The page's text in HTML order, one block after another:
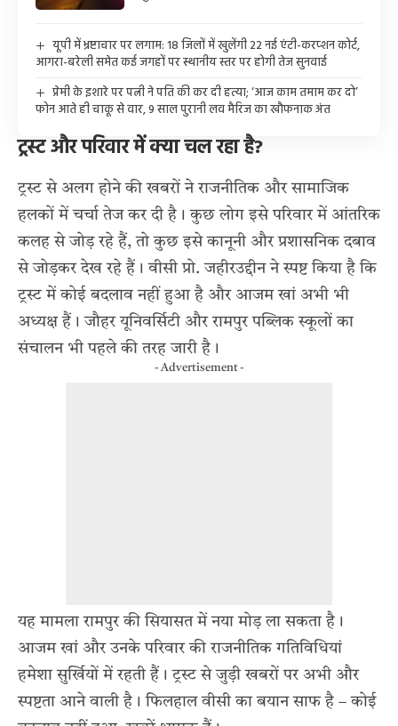
यूपी में भ्रष्टाचार पर लगाम: 18 जिलों में खुलेंगी 22 नई एंटी-करप्शन कोर्ट,
आगरा-बरेली समेत कई जगहों पर स्थानीय स्तर पर होगी तेज सुनवाई
प्रेमी के इशारे पर पत्नी ने पति की कर दी हत्या; ‘आज काम तमाम कर दो’
फोन आते ही चाकू से वार, 9 साल पुरानी लव मैरिज का खौफनाक अंत
ट्रस्ट और परिवार में क्या चल रहा है?
ट्रस्ट से अलग होने की खबरों ने राजनीतिक और सामाजिक
हलकों में चर्चा तेज कर दी है। कुछ लोग इसे परिवार में आंतरिक
कलह से जोड़ रहे हैं, तो कुछ इसे कानूनी और प्रशासनिक दबाव
से जोड़कर देख रहे हैं। वीसी प्रो. जहीरउद्दीन ने स्पष्ट किया है कि
ट्रस्ट में कोई बदलाव नहीं हुआ है और आजम खां अभी भी
अध्यक्ष हैं। जौहर यूनिवर्सिटी और रामपुर पब्लिक स्कूलों का
संचालन भी पहले की तरह जारी है।
- Advertisement -
यह मामला रामपुर की सियासत में नया मोड़ ला सकता है।
आजम खां और उनके परिवार की राजनीतिक गतिविधियां
हमेशा सुर्खियों में रहती हैं। ट्रस्ट से जुड़ी खबरों पर अभी और
स्पष्टता आने वाली है। फिलहाल वीसी का बयान साफ है – कोई